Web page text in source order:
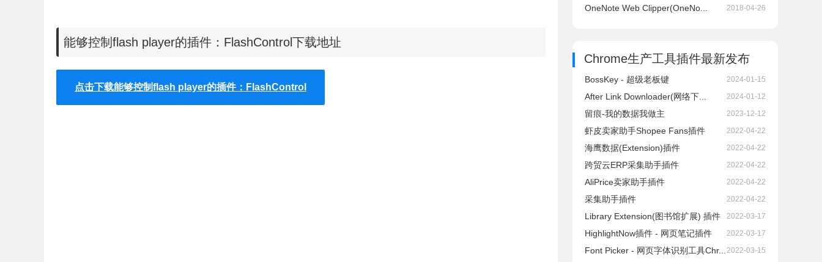
用户还可以使用FlashControl插件白名单与黑名单自动过滤和加载某个网站上的flash插件，这样就可以在一些常用
网站上播放flash，而在一些不常用的网站上屏蔽flash player来改善浏览器的性能。
FlashControl的使用方法
能够控制flash player的插件：FlashControl下载地址
点击下载能够控制flash player的插件：FlashControl
OneNote Web Clipper(OneNo... 2018-04-26
Chrome生产工具插件最新发布
BossKey - 超级老板键 2024-01-15
After Link Downloader(网络下... 2024-01-12
留痕-我的数据我做主 2023-12-12
虾皮卖家助手Shopee Fans插件 2022-04-22
海鹰数据(Extension)插件 2022-04-22
跨贸云ERP采集助手插件 2022-04-22
AliPrice卖家助手插件 2022-04-22
采集助手插件 2022-04-22
Library Extension(图书馆扩展) 插件 2022-03-17
HighlightNow插件 - 网页笔记插件 2022-03-17
Font Picker - 网页字体识别工具Chr... 2022-03-15